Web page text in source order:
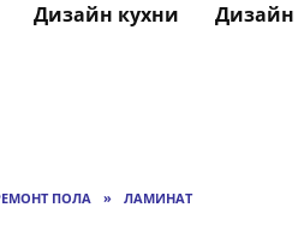
Дизайн кухни Дизайн
ПОЛА » ЛАМИНАТ